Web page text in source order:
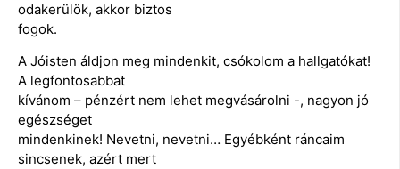
odakerülök, akkor biztos
fogok.
A Jóisten áldjon meg mindenkit, csókolom a hallgatókat!
A legfontosabbat
kívánom – pénzért nem lehet megvásárolni -, nagyon jó
egészséget
mindenkinek! Nevetni, nevetni… Egyébként ráncaim
sincsenek, azért mert